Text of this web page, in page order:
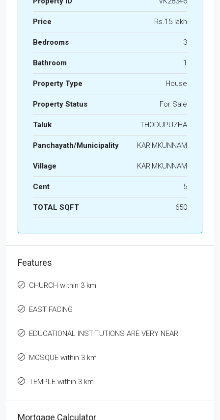
Price Rs.15 lakh
Bedrooms 3
Bathroom 1
Property Type House
Property Status For Sale
Taluk THODUPUZHA
Panchayath/Municipality KARIMKUNNAM
Village KARIMKUNNAM
Cent 5
TOTAL SQFT 650
Features
CHURCH within 3 km
EAST FACING
EDUCATIONAL INSTITUTIONS ARE VERY NEAR
MOSQUE within 3 km
TEMPLE within 3 km
Mortgage Calculator